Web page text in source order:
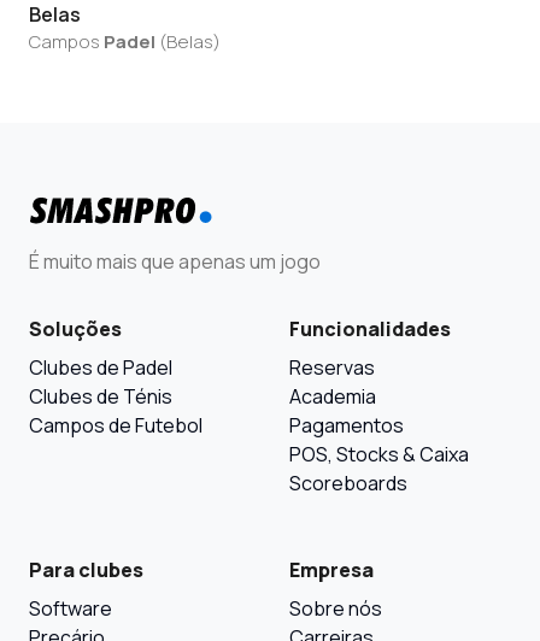
Belas
Campos Padel (Belas)
É muito mais que apenas um jogo
Soluções
Clubes de Padel
Clubes de Ténis
Campos de Futebol
Funcionalidades
Reservas
Academia
Pagamentos
POS, Stocks & Caixa
Scoreboards
Para clubes
Software
Empresa
Sobre nós